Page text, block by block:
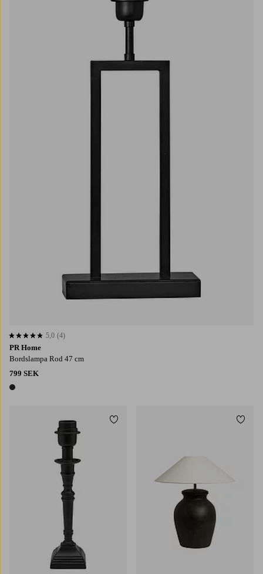
PR Home
Bordslampa Rod 47 cm
799 SEK
1 färg
5,0 baserat på 4 st betyg
5,0 (4)
Lägg till i favoriter